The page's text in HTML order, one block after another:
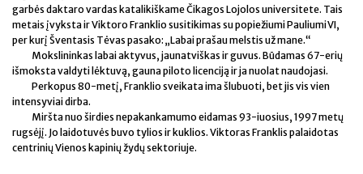
garbės daktaro vardas katalikiškame Čikagos Lojolos universitete. Tais
metais įvyksta ir Viktoro Franklio susitikimas su popiežiumi Pauliumi VI,
per kurį Šventasis Tėvas pasako: „Labai prašau melstis už mane.“
Mokslininkas labai aktyvus, jaunatviškas ir guvus. Būdamas 67-erių
išmoksta valdyti lėktuvą, gauna piloto licenciją ir ja nuolat naudojasi.
Perkopus 80-metį, Franklio sveikata ima šlubuoti, bet jis vis vien
intensyviai dirba.
Miršta nuo širdies nepakankamumo eidamas 93-iuosius, 1997 metų
rugsėjį. Jo laidotuvės buvo tylios ir kuklios. Viktoras Franklis palaidotas
centrinių Vienos kapinių žydų sektoriuje.